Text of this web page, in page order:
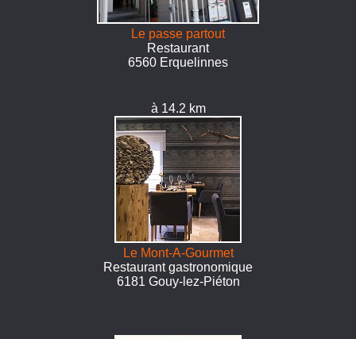
Le passe partout
Restaurant
6560 Erquelinnes
à 14.2 km
Le Mont-A-Gourmet
Restaurant gastronomique
6181 Gouy-lez-Piéton